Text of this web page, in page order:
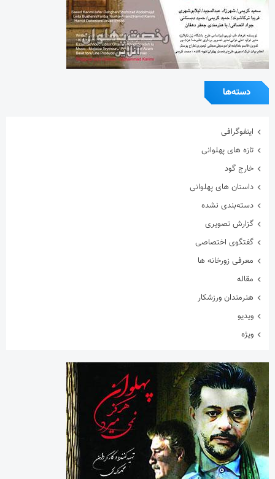
خارج گود
داستان های پهلوانی
دسته‌بندی نشده
گزارش تصویری
گفتگوی اختصاصی
معرفی زورخانه ها
هنرمندان ورزشکار
ویدیو
ویژه